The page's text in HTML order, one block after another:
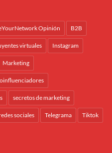
Opinión B2B
virtuales Instagram
Marketing
secretos de marketing
sociales Telegrama Tiktok